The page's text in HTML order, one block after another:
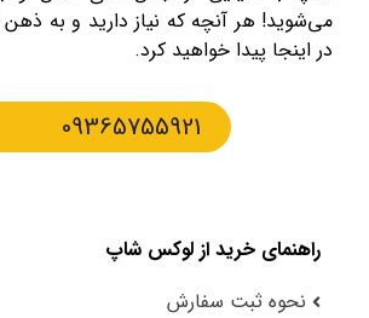
می‌شوید! هر آنچه که نیاز دارید و به
در اینجا پیدا خواهید کرد.
09365755921
راهنمای خرید از لوکس شاپ
نحوه ثبت سفارش